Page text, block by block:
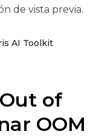
de vista previa.
AI Toolkit
of
OOM